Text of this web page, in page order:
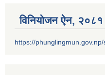
विनियोजन ऐन‚ २०८१
https://